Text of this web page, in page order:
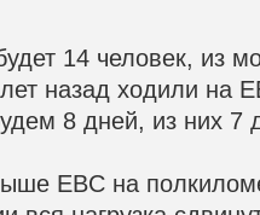
14 человек, из
назад ходили на
8 дней, из них 7
EBC на